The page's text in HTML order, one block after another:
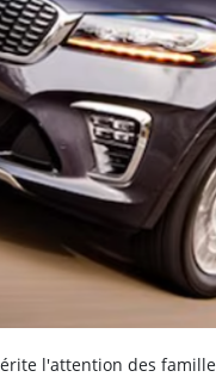
l'attention des